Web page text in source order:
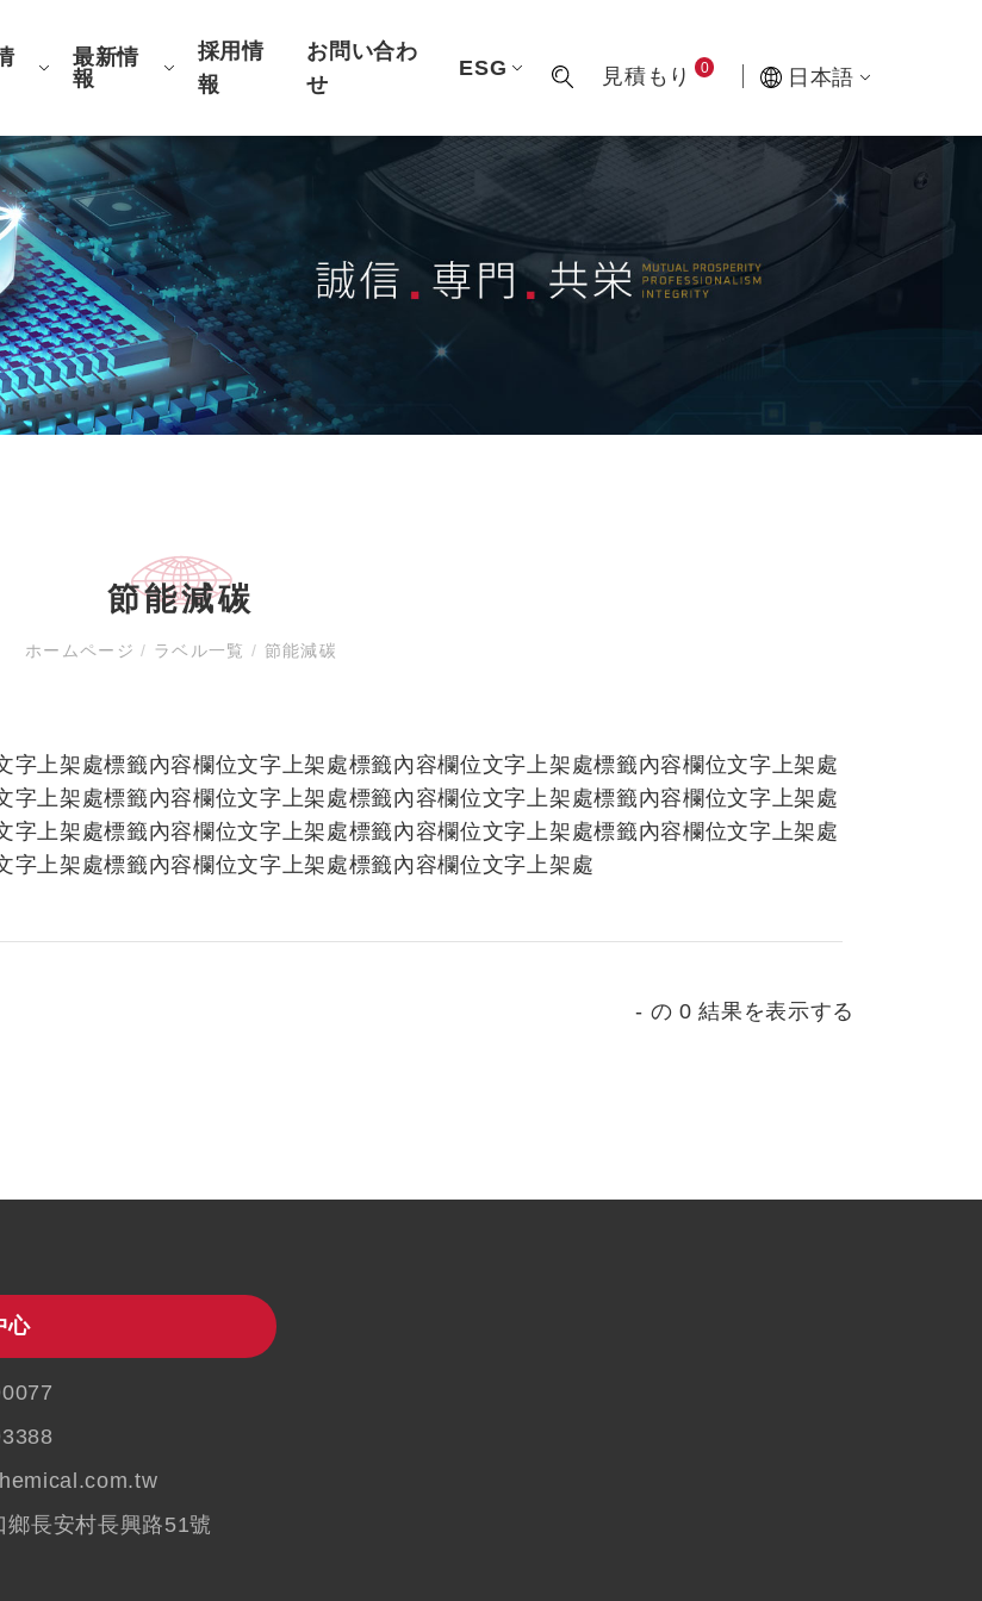
最新情
報
採用情
報
お問い合わ
せ
ESG 見積もり 0 日本語
節能減碳
ホームページ/ ラベル一覧/ 節能減碳
字上架處標籤內容欄位文字上架處標籤內容欄位文字上架處標籤內容欄位文字上架處
字上架處標籤內容欄位文字上架處標籤內容欄位文字上架處標籤內容欄位文字上架處
字上架處標籤內容欄位文字上架處標籤內容欄位文字上架處標籤內容欄位文字上架處
字上架處標籤內容欄位文字上架處標籤內容欄位文字上架處
- の 0 結果を表示する
心
鄉長安村長興路51號